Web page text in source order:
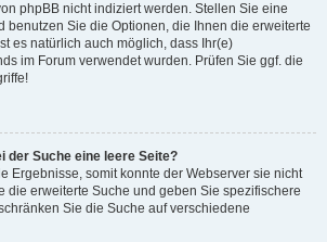
phpBB nicht indiziert werden. Stellen Sie eine
benutzen Sie die Optionen, die Ihnen die erweiterte
es natürlich auch möglich, dass Ihr(e)
im Forum verwendet wurden. Prüfen Sie ggf. die
der Suche eine leere Seite?
Ergebnisse, somit konnte der Webserver sie nicht
die erweiterte Suche und geben Sie spezifischere
Sie die Suche auf verschiedene